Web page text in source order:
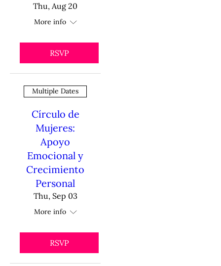
Thu, Aug 20
More info
RSVP
Multiple Dates
Círculo de
Mujeres:
Apoyo
Emocional y
Crecimiento
Personal
Thu, Sep 03
More info
RSVP